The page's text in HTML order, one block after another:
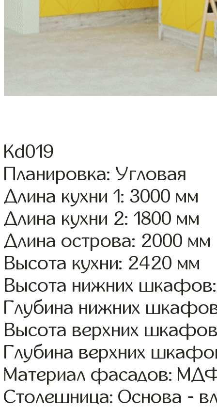
Kd019
Планировка: Угловая
Длина кухни 1: 3000 мм
Длина кухни 2: 1800 мм
Длина острова: 2000 мм
Высота кухни: 2420 мм
Высота нижних
Глубина нижних
Высота верхних
Глубина верхних
Материал фасадов:
Столешница: Основа -